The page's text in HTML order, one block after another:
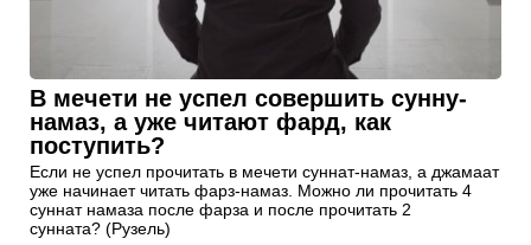
В мечети не успел совершить сунну-
намаз, а уже читают фард, как
поступить?
Если не успел прочитать в мечети суннат-намаз, а джамаат
уже начинает читать фарз-намаз. Можно ли прочитать 4
суннат намаза после фарза и после прочитать 2
сунната? (Рузель)